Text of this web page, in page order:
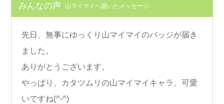
みんなの声 山マイマイへ届いたメッセージ
先日、無事にゆっくり山マイマイのバッジが届き
ました。
ありがとうございます。
やっぱり、カタツムリの山マイマイキャラ、可愛
いですね(^-^)